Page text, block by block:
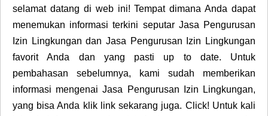
selamat datang di web ini! Tempat dimana Anda dapat
menemukan informasi terkini seputar Jasa Pengurusan
Izin Lingkungan dan Jasa Pengurusan Izin Lingkungan
favorit Anda dan yang pasti up to date. Untuk
pembahasan sebelumnya, kami sudah memberikan
informasi mengenai Jasa Pengurusan Izin Lingkungan,
yang bisa Anda klik link sekarang juga. Click! Untuk kali